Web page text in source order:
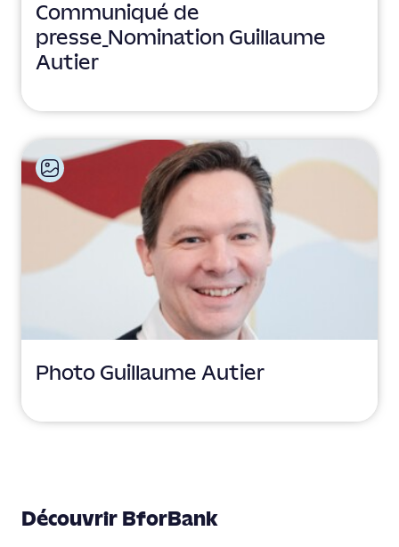
Communiqué de
presse_Nomination Guillaume
Autier
Photo Guillaume Autier
Découvrir BforBank